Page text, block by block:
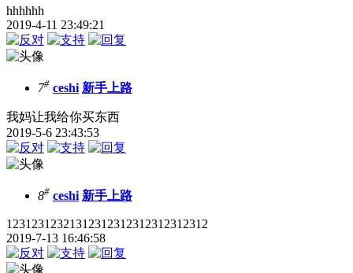
hhhhhh
2019-4-11 23:49:21
7# ceshi 新手上路
我妈让我给你买东西
2019-5-6 23:43:53
8# ceshi 新手上路
12312312321312312312312312312312
2019-7-13 16:46:58